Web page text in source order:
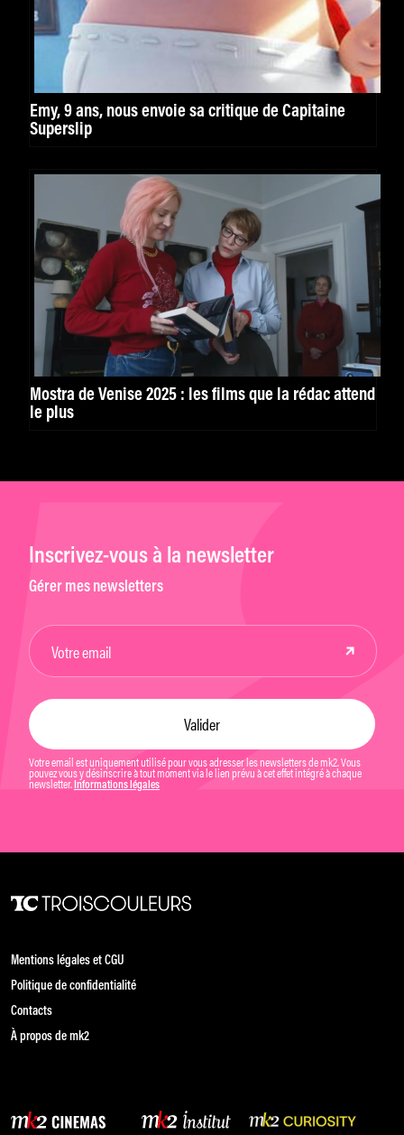
Emy, 9 ans, nous envoie sa critique de Capitaine
Superslip
Mostra de Venise 2025 : les films que la rédac attend
le plus
Inscrivez-vous à la newsletter
Gérer mes newsletters
Votre email est uniquement utilisé pour vous adresser les newsletters de mk2. Vous
pouvez vous y désinscrire à tout moment via le lien prévu à cet effet intégré à chaque
newsletter. Informations légales
Mentions légales et CGU
Politique de confidentialité
Contacts
À propos de mk2